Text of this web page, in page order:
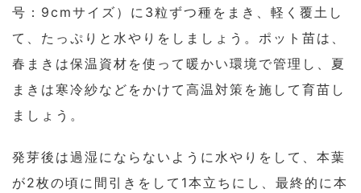
号：9cmサイズ）に3粒ずつ種をまき、軽く覆土し
て、たっぷりと水やりをしましょう。ポット苗は、
春まきは保温資材を使って暖かい環境で管理し、夏
まきは寒冷紗などをかけて高温対策を施して育苗し
ましょう。
発芽後は過湿にならないように水やりをして、本葉
が2枚の頃に間引きをして1本立ちにし、最終的に本